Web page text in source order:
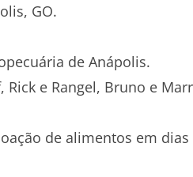
GO.
de Anápolis.
Rick e Rangel, Bruno e
de alimentos em dias